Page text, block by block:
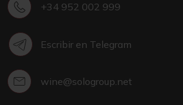
+34 952 002 999
Escribir en Telegram
wine@sologroup.net